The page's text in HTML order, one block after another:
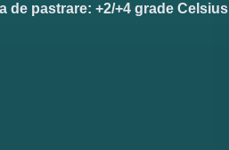
de pastrare: +2/+4 grade Celsius